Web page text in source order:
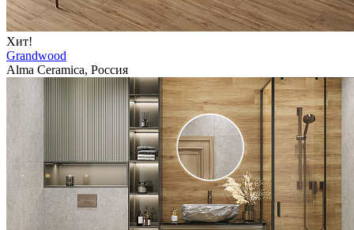
Хит!
Grandwood
Alma Ceramica, Россия